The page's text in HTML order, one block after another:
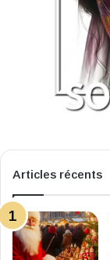
Articles récents